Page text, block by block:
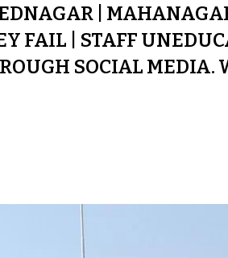
|
FAIL | STAFF
SOCIAL MEDIA.